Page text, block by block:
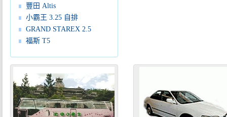
豐田 Altis
小霸王 3.25 自排
GRAND STAREX 2.5
福斯 T5